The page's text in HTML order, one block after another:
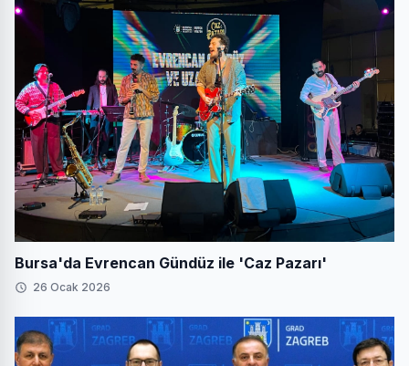
Bursa'da Evrencan Gündüz ile 'Caz Pazarı'
26 Ocak 2026